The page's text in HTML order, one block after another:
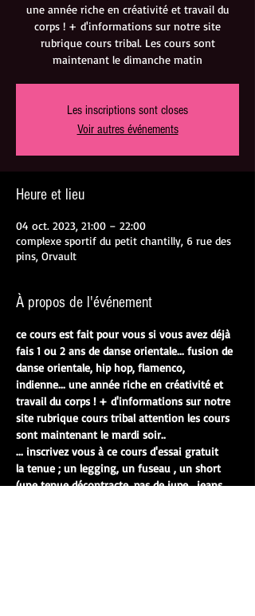
une année riche en créativité et travail du
corps ! + d'informations sur notre site
rubrique cours tribal. Les cours sont
maintenant le dimanche matin
Les inscriptions sont closes
Voir autres événements
Heure et lieu
04 oct. 2023, 21:00 – 22:00
complexe sportif du petit chantilly, 6 rue des
pins, Orvault
À propos de l'événement
ce cours est fait pour vous si vous avez déjà
fais 1 ou 2 ans de danse orientale... fusion de
danse orientale, hip hop, flamenco,
indienne... une année riche en créativité et
travail du corps ! + d'informations sur notre
site rubrique cours tribal attention les cours
sont maintenant le mardi soir..
... inscrivez vous à ce cours d'essai gratuit
la tenue ; un legging, un fuseau , un short
(une tenue décontracte, pas de jupe , jeans